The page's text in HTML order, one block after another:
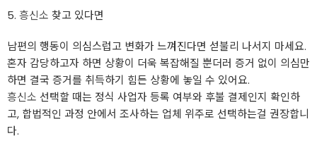
5. 흥신소 찾고 있다면
남편의 행동이 의심스럽고 변화가 느껴진다면 섣불리 나서지 마세요.
혼자 감당하고자 하면 상황이 더욱 복잡해질 뿐더러 증거 없이 의심만
하면 결국 증거를 취득하기 힘든 상황에 놓일 수 있어요.
흥신소 선택할 때는 정식 사업자 등록 여부와 후불 결제인지 확인하
고, 합법적인 과정 안에서 조사하는 업체 위주로 선택하는걸 권장합니
다.